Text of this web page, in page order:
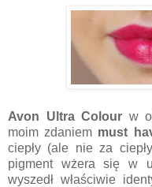
Avon Ultra Colour w
moim zdaniem must
ciepły (ale nie za
pigment wżera się w
wyszedł właściwie